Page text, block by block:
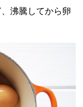
沸騰してから卵